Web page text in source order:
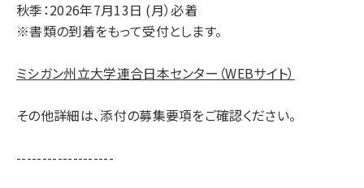
秋季：2026年7月13日 (月）必着
※書類の到着をもって受付とします。
ミシガン州立大学連合日本センター（WEBサイト）
その他詳細は、添付の募集要項をご確認ください。
-------------------